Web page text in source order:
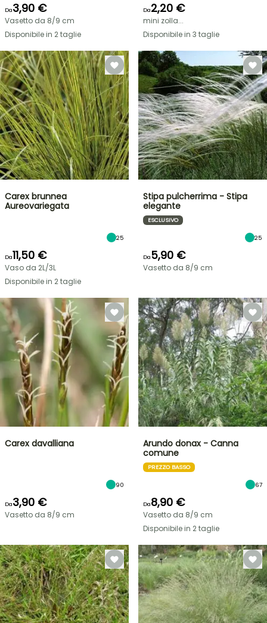
Da3,90 €
Vasetto da 8/9 cm
Disponibile in 2 taglie
Da2,20 €
mini zolla...
Disponibile in 3 taglie
Carex brunnea
Aureovariegata
25
Da11,50 €
Vaso da 2L/3L
Disponibile in 2 taglie
Stipa pulcherrima - Stipa
elegante
ESCLUSIVO
25
Da5,90 €
Vasetto da 8/9 cm
Carex davalliana
90
Da3,90 €
Vasetto da 8/9 cm
Arundo donax - Canna
comune
PREZZO BASSO
67
Da8,90 €
Vasetto da 8/9 cm
Disponibile in 2 taglie